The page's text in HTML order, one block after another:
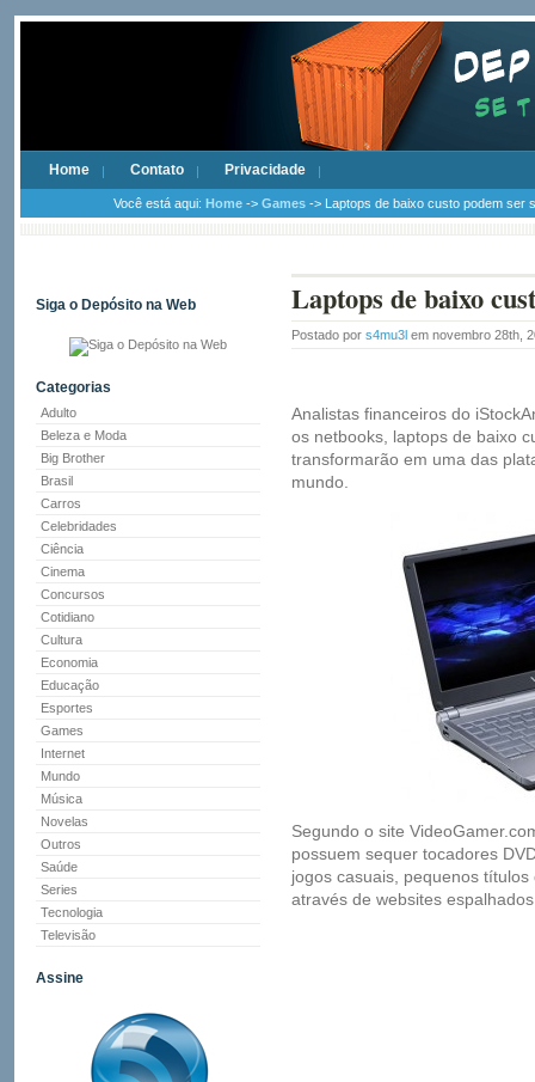
Home Contato Privacidade
Você está aqui: Home -> Games -> Laptops de baixo custo podem ser
Siga o Depósito na Web
Categorias
Adulto
Beleza e Moda
Big Brother
Brasil
Carros
Celebridades
Ciência
Cinema
Concursos
Cotidiano
Cultura
Economia
Educação
Esportes
Games
Internet
Mundo
Música
Novelas
Outros
Saúde
Series
Tecnologia
Televisão
Assine
Laptops de baixo
Postado por s4mu3l em novembro 28th,
Analistas financeiros do
os netbooks, laptops de baixo
transformarão em uma das
mundo.
Segundo o site
possuem sequer tocadores
jogos casuais, pequenos
através de websites